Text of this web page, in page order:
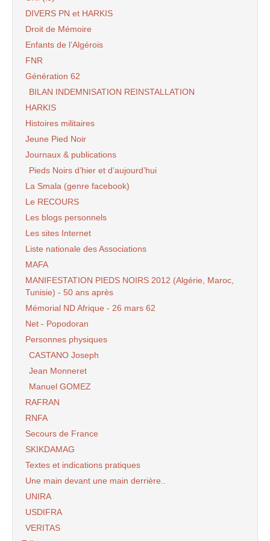
DIVERS PN et HARKIS
Droit de Mémoire
Enfants de l’Algérois
FNR
Génération 62
BILAN INDEMNISATION REINSTALLATION
HARKIS
Histoires militaires
Jeune Pied Noir
Journaux & publications
Pieds Noirs d’hier et d’aujourd’hui
La Smala (genre facebook)
Le RECOURS
Les blogs personnels
Les sites Internet
Liste nationale des Associations
MAFA
MANIFESTATION PIEDS NOIRS 2012 (Algérie, Maroc,
Tunisie) - 50 ans après
Mémorial ND Afrique - 26 mars 62
Net - Popodoran
Personnes physiques
CASTANO Joseph
Jean Monneret
Manuel GOMEZ
RAFRAN
RNFA
Secours de France
SKIKDAMAG
Textes et indications pratiques
Une main devant une main derrière..
UNIRA
USDIFRA
VERITAS